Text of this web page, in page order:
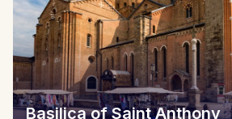
Basilica of Saint Anthony